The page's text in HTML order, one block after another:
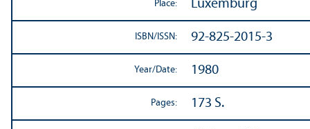
Place: Luxemburg
ISBN/ISSN: 92-825-2015-3
Year/Date: 1980
Pages: 173 S.